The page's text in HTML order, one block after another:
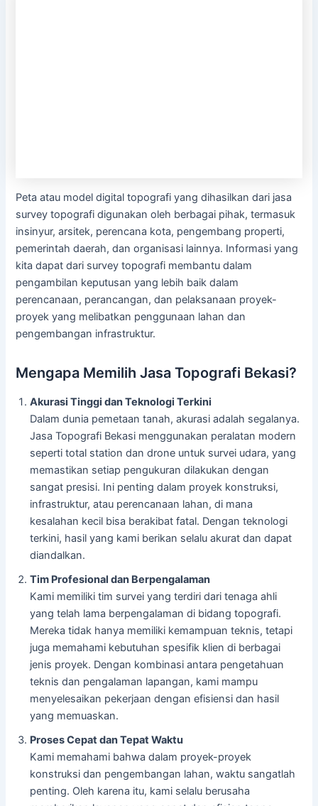
Peta atau model digital topografi yang dihasilkan dari jasa
survey topografi digunakan oleh berbagai pihak, termasuk
insinyur, arsitek, perencana kota, pengembang properti,
pemerintah daerah, dan organisasi lainnya. Informasi yang
kita dapat dari survey topografi membantu dalam
pengambilan keputusan yang lebih baik dalam
perencanaan, perancangan, dan pelaksanaan proyek-
proyek yang melibatkan penggunaan lahan dan
pengembangan infrastruktur.
Mengapa Memilih Jasa Topografi Bekasi?
Akurasi Tinggi dan Teknologi Terkini
Dalam dunia pemetaan tanah, akurasi adalah segalanya.
Jasa Topografi Bekasi menggunakan peralatan modern
seperti total station dan drone untuk survei udara, yang
memastikan setiap pengukuran dilakukan dengan
sangat presisi. Ini penting dalam proyek konstruksi,
infrastruktur, atau perencanaan lahan, di mana
kesalahan kecil bisa berakibat fatal. Dengan teknologi
terkini, hasil yang kami berikan selalu akurat dan dapat
diandalkan.
Tim Profesional dan Berpengalaman
Kami memiliki tim survei yang terdiri dari tenaga ahli
yang telah lama berpengalaman di bidang topografi.
Mereka tidak hanya memiliki kemampuan teknis, tetapi
juga memahami kebutuhan spesifik klien di berbagai
jenis proyek. Dengan kombinasi antara pengetahuan
teknis dan pengalaman lapangan, kami mampu
menyelesaikan pekerjaan dengan efisiensi dan hasil
yang memuaskan.
Proses Cepat dan Tepat Waktu
Kami memahami bahwa dalam proyek-proyek
konstruksi dan pengembangan lahan, waktu sangatlah
penting. Oleh karena itu, kami selalu berusaha